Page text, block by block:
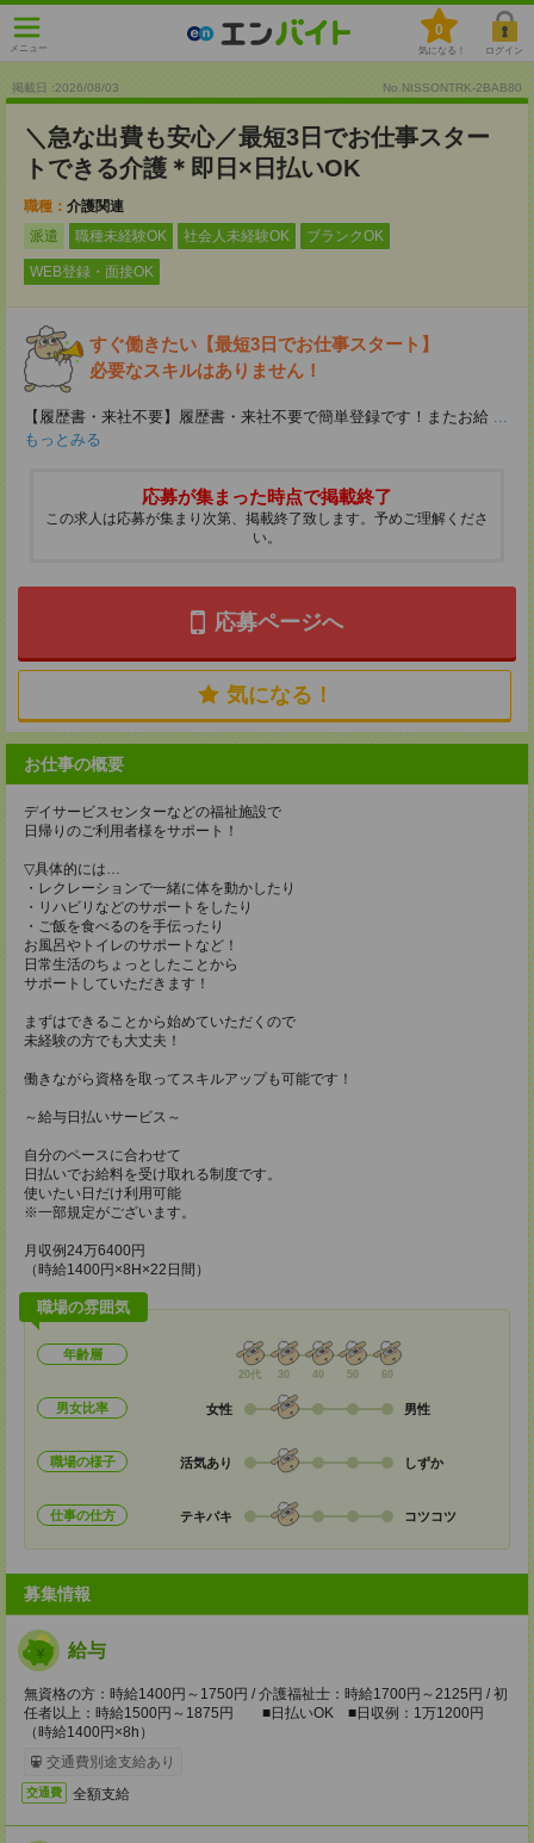
メニュー
0
気になる！ ログイン
掲載日 :2026/08/03 No.NISSONTRK-2BAB80
＼急な出費も安心／最短3日でお仕事スター
トできる介護＊即日×日払いOK
職種： 介護関連
派遣
職種未経験OK 社会人未経験OK ブランクOK
WEB登録・面接OK
すぐ働きたい【最短3日でお仕事スタート】
必要なスキルはありません！
【履歴書・来社不要】履歴書・来社不要で簡単登録です！またお給 ...
もっとみる
応募が集まった時点で掲載終了
この求人は応募が集まり次第、掲載終了致します。予めご理解くださ
い。
応募ページへ
気になる！
お仕事の概要
デイサービスセンターなどの福祉施設で
日帰りのご利用者様をサポート！
▽具体的には…
・レクレーションで一緒に体を動かしたり
・リハビリなどのサポートをしたり
・ご飯を食べるのを手伝ったり
お風呂やトイレのサポートなど！
日常生活のちょっとしたことから
サポートしていただきます！
まずはできることから始めていただくので
未経験の方でも大丈夫！
働きながら資格を取ってスキルアップも可能です！
～給与日払いサービス～
自分のペースに合わせて
日払いでお給料を受け取れる制度です。
使いたい日だけ利用可能
※一部規定がございます。
月収例24万6400円
（時給1400円×8H×22日間）
職場の雰囲気
年齢層
20代 30 40 50 60
男女比率 女性 男性
職場の様子 活気あり しずか
仕事の仕方 テキパキ コツコツ
募集情報
給与
無資格の方：時給1400円～1750円 / 介護福祉士：時給1700円～2125円 / 初
任者以上：時給1500円～1875円 ■日払いOK ■日収例：1万1200円
（時給1400円×8h）
交通費別途支給あり
交通費 全額支給